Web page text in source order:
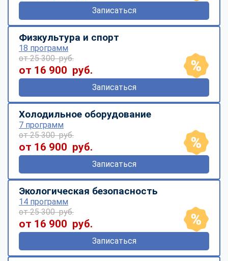
Записаться
Физкультура и спорт
18 программ
от 25 300 руб.
от 16 900 руб.
Записаться
Холодильное оборудование
7 программ
от 25 300 руб.
от 16 900 руб.
Записаться
Экологическая безопасность
14 программ
от 25 300 руб.
от 16 900 руб.
Записаться